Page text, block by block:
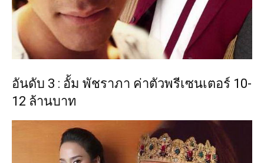
อันดับ 3 : อั้ม พัชราภา ค่าตัวพรีเซนเตอร์ 10-
12 ล้านบาท